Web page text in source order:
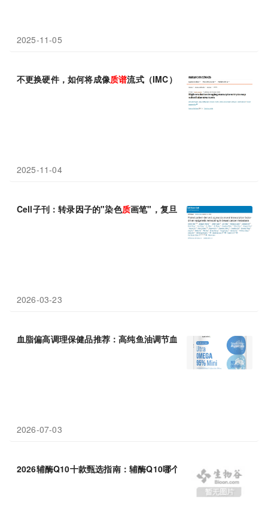
2025-11-05
不更换硬件，如何将成像质谱流式（IMC）分辨率推向350纳米？
2025-11-04
Cell子刊：转录因子的"染色质画笔"，复旦大学陈飞等利用转录因
2026-03-23
血脂偏高调理保健品推荐：高纯鱼油调节血脂更靠谱
2026-07-03
2026辅酶Q10十款甄选指南：辅酶Q10哪个品牌靠谱 ？